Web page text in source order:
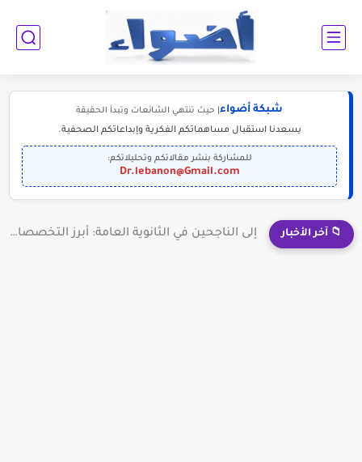
شبكة أضواء | حيث تنتهي الشائعات وتبدأ الحقيقة
يسعدنا استقبال مساهماتكم الفكرية وإبداعاتكم الصحفية.
للمشاركة بنشر مقالاتكم وتحليلاتكم:
Dr.lebanon@Gmail.com
📁 آخر الأخبار إلى الناجحين في الثانوية العامة: أبرز التخصصات المطلوبة للمستقبل (2030-2050)